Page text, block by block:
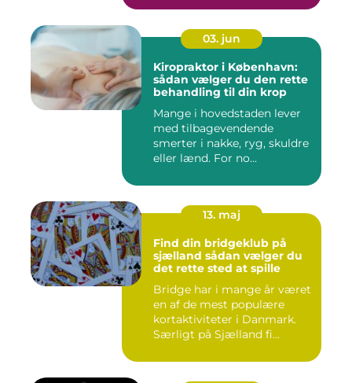
03. jun
Kiropraktor i København:
sådan vælger du den rette
behandling til din krop
Mange i hovedstaden lever
med tilbagevendende
smerter i nakke, ryg, skuldre
eller lænd. For no...
13. maj
Find din bridgeklub på
sjælland sådan vælger du
det rette sted at spille
Bridge har i mange år været
en af de mest populære
kortaktiviteter i Danmark.
Særligt på Sjælland fi...